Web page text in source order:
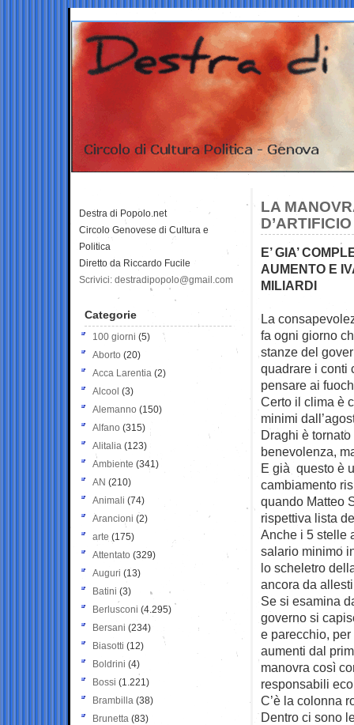
LA
D’ARTIFICIO
E’ GIA’
AUMENTO E
MILIARDI
La
fa ogni giorno
stanze del
quadrare i conti
pensare ai
Certo il clima è
minimi
Draghi è
benevolenza,
E già questo è
cambiamento
quando Matteo
rispettiva lista
Anche i 5 stelle
salario minimo
lo scheletro
ancora da
Se si esamina
governo si
e parecchio,
aumenti dal
manovra così
responsabili
C’è la colonna
Dentro ci sono
Destra di Popolo.net
Circolo Genovese di Cultura e
Politica
Diretto da Riccardo Fucile
Scrivici: destradipopolo@gmail.com
Categorie
100 giorni (5)
Aborto (20)
Acca Larentia (2)
Alcool (3)
Alemanno (150)
Alfano (315)
Alitalia (123)
Ambiente (341)
AN (210)
Animali (74)
Arancioni (2)
arte (175)
Attentato (329)
Auguri (13)
Batini (3)
Berlusconi (4.295)
Bersani (234)
Biasotti (12)
Boldrini (4)
Bossi (1.221)
Brambilla (38)
Brunetta (83)